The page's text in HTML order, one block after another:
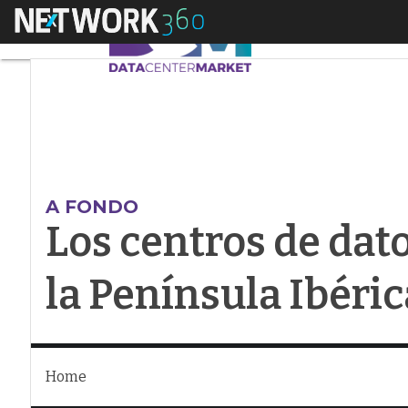
Menú
A FONDO
Los centros de
la Península
Home